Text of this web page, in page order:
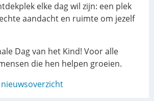
elke dag wil zijn: een plek
aandacht en ruimte om jezelf
Dag van het Kind! Voor alle
die hen helpen groeien.